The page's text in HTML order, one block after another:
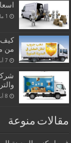
1 مايو، 2023
كيف
من
7 أبريل، 2023
8 أبريل، 2023
مقالات منوعة